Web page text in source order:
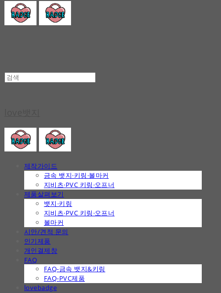
제작가이드
금속 뱃지·키링·볼마커
지비츠·PVC 키링·오프너
제품살펴보기
뱃지·키링
지비츠·PVC 키링·오프너
볼마커
시안/견적 문의
인기제품
개인결제창
FAQ
FAQ-금속 뱃지&키링
FAQ-PVC제품
lovebadge